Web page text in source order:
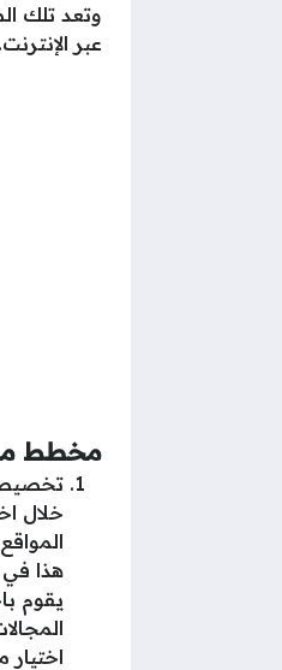
وتعد تلك
عبر الإنترنت.
مخطط
تخصيص
خلال
هذا في
يقوم
اختيار